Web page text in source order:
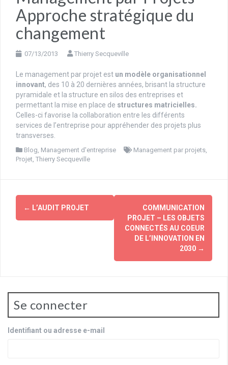
Approche stratégique du
changement
07/13/2013 Thierry Secqueville
Le management par projet est un modèle organisationnel
innovant, des 10 à 20 dernières années, brisant la structure
pyramidale et la structure en silos des entreprises et
permettant la mise en place de structures matricielles.
Celles-ci favorise la collaboration entre les différents
services de l’entreprise pour appréhender des projets plus
transverses.
Blog, Management d'entreprise Management par projets,
Projet, Thierry Secqueville
Navigation
d'article
← L’AUDIT PROJET
COMMUNICATION
PROJET – LES OBJETS
CONNECTÉS AU COEUR
DE L’INNOVATION EN
2030 →
Se connecter
Identifiant ou adresse e-mail